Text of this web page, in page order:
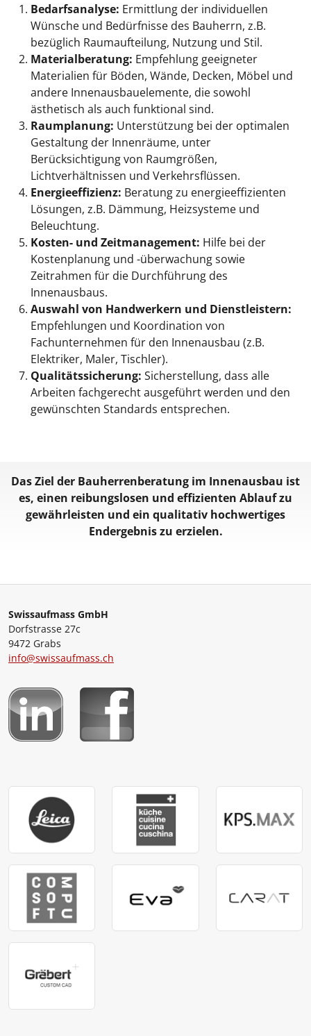
Bedarfsanalyse: Ermittlung der individuellen
Wünsche und Bedürfnisse des Bauherrn, z.B.
bezüglich Raumaufteilung, Nutzung und Stil.
Materialberatung: Empfehlung geeigneter
Materialien für Böden, Wände, Decken, Möbel und
andere Innenausbauelemente, die sowohl
ästhetisch als auch funktional sind.
Raumplanung: Unterstützung bei der optimalen
Gestaltung der Innenräume, unter
Berücksichtigung von Raumgrößen,
Lichtverhältnissen und Verkehrsflüssen.
Energieeffizienz: Beratung zu energieeffizienten
Lösungen, z.B. Dämmung, Heizsysteme und
Beleuchtung.
Kosten- und Zeitmanagement: Hilfe bei der
Kostenplanung und -überwachung sowie
Zeitrahmen für die Durchführung des
Innenausbaus.
Auswahl von Handwerkern und Dienstleistern:
Empfehlungen und Koordination von
Fachunternehmen für den Innenausbau (z.B.
Elektriker, Maler, Tischler).
Qualitätssicherung: Sicherstellung, dass alle
Arbeiten fachgerecht ausgeführt werden und den
gewünschten Standards entsprechen.
Das Ziel der Bauherrenberatung im Innenausbau ist
es, einen reibungslosen und effizienten Ablauf zu
gewährleisten und ein qualitativ hochwertiges
Endergebnis zu erzielen.
Swissaufmass GmbH
Dorfstrasse 27c
9472 Grabs
info@swissaufmass.ch